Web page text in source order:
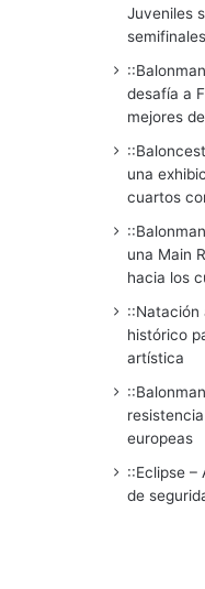
Juveniles
desafía a
mejores
una
cuartos
una Main
hacia los
::Natación
histórico
artística
europeas
::Eclipse
de